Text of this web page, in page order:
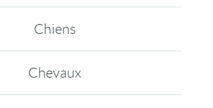
Chiens
Chevaux